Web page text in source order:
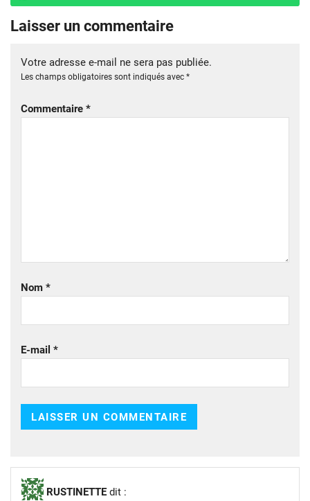
Laisser un commentaire
Votre adresse e-mail ne sera pas publiée.
Les champs obligatoires sont indiqués avec *
Commentaire *
Nom *
E-mail *
RUSTINETTE dit :